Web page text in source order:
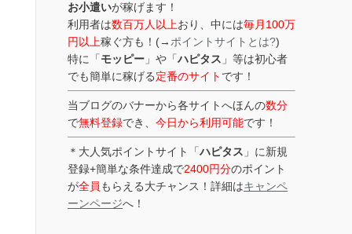
お小遣いが稼げます！
利用者は数百万人以上おり、中には毎月100万
円以上稼ぐ方も！(→ ポイントサイトとは?)
特に「モッピー 」や「ハピタス 」等は初心者
でも簡単に稼げる定番のサイト です！
当ブログのバナーから各サイトへほんの数分
で無料登録でき、 今日から利用可能です！
＊大人気ポイントサイト「ハピタス 」に新規
登録+簡単な条件達成で2400円分のポイント
が全員 もらえる大チャンス！詳細はキャンペ
ーンページへ！